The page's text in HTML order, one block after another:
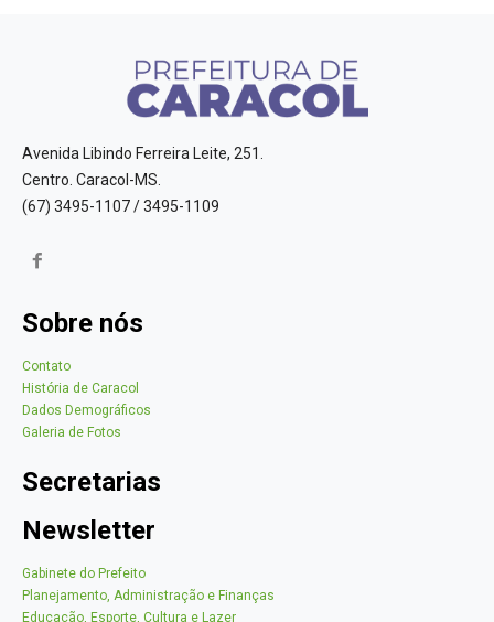
Avenida Libindo Ferreira Leite, 251.
Centro. Caracol-MS.
(67) 3495-1107 / 3495-1109
Sobre nós
Contato
História de Caracol
Dados Demográficos
Galeria de Fotos
Secretarias
Newsletter
Gabinete do Prefeito
Planejamento, Administração e Finanças
Educação, Esporte, Cultura e Lazer